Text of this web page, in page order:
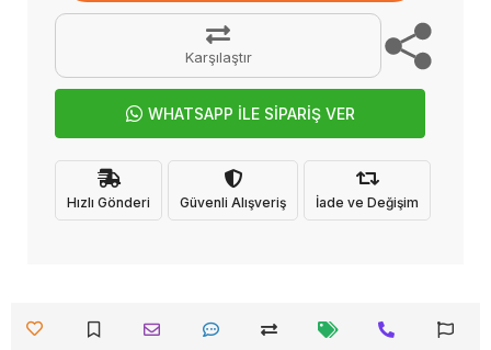
Karşılaştır
WHATSAPP İLE SİPARİŞ VER
Hızlı Gönderi Güvenli Alışveriş İade ve Değişim